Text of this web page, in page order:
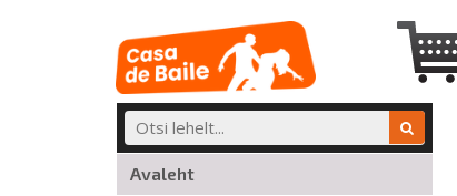
Avaleht